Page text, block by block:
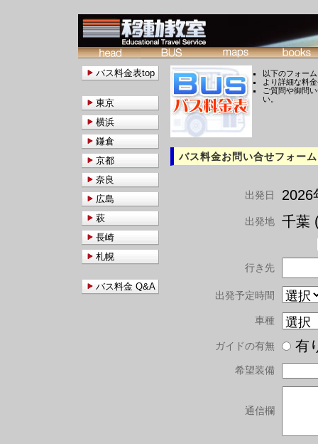
以下のフォー
より詳細な料
ご質問や御問
い。
バス料金お問い合せフォーム
出発日 2026
出発地 千葉
行き先
出発予定時間
車種
ガイドの有無
希望装備
通信欄
バス料金表top
東京
横浜
鎌倉
京都
奈良
広島
萩
長崎
札幌
バス料金 Q&A